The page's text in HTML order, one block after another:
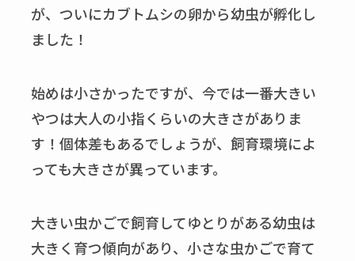
が、ついにカブトムシの卵から幼虫が孵化し
ました！
始めは小さかったですが、今では一番大きい
やつは大人の小指くらいの大きさがありま
す！個体差もあるでしょうが、飼育環境によ
っても大きさが異っています。
大きい虫かごで飼育してゆとりがある幼虫は
大きく育つ傾向があり、小さな虫かごで育て